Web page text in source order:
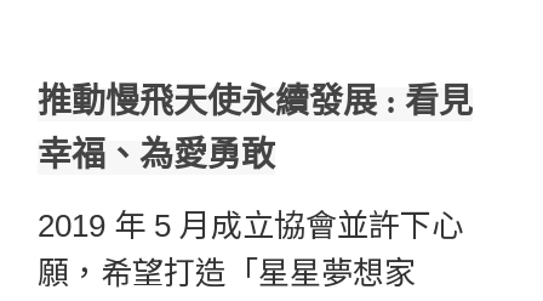
推動慢飛天使永續發展 : 看見
幸福、為愛勇敢
2019 年 5 月成立協會並許下心
願，希望打造「星星夢想家